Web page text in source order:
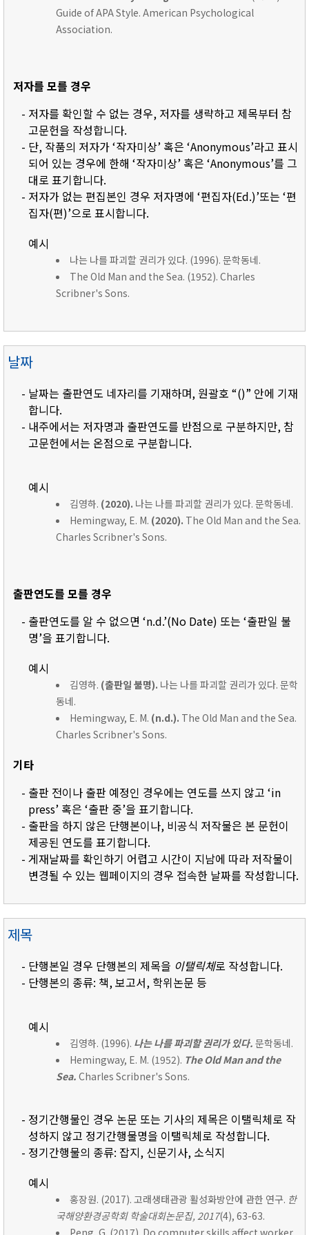
Guide of APA Style. American Psychological
Association.
저자를 모를 경우
- 저자를 확인할 수 없는 경우, 저자를 생략하고 제목부터 참
고문헌을 작성합니다.
- 단, 작품의 저자가 ‘작자미상’ 혹은 ‘Anonymous’라고 표시
되어 있는 경우에 한해 ‘작자미상’ 혹은 ‘Anonymous’를 그
대로 표기합니다.
- 저자가 없는 편집본인 경우 저자명에 ‘편집자(Ed.)’또는 ‘편
집자(편)’으로 표시합니다.
예시
나는 나를 파괴할 권리가 있다. (1996). 문학동네.
The Old Man and the Sea. (1952). Charles
Scribner's Sons.
날짜
- 날짜는 출판연도 네자리를 기재하며, 원괄호 “()” 안에 기재
합니다.
- 내주에서는 저자명과 출판연도를 반점으로 구분하지만, 참
고문헌에서는 온점으로 구분합니다.
예시
김영하. (2020). 나는 나를 파괴할 권리가 있다. 문학동네.
Hemingway, E. M. (2020). The Old Man and the Sea.
Charles Scribner's Sons.
출판연도를 모를 경우
- 출판연도를 알 수 없으면 ‘n.d.’(No Date) 또는 ‘출판일 불
명’을 표기합니다.
예시
김영하. (출판일 불명). 나는 나를 파괴할 권리가 있다. 문학
동네.
Hemingway, E. M. (n.d.). The Old Man and the Sea.
Charles Scribner's Sons.
기타
- 출판 전이나 출판 예정인 경우에는 연도를 쓰지 않고 ‘in
press’ 혹은 ‘출판 중’을 표기합니다.
- 출판을 하지 않은 단행본이나, 비공식 저작물은 본 문헌이
제공된 연도를 표기합니다.
- 게재날짜를 확인하기 어렵고 시간이 지남에 따라 저작물이
변경될 수 있는 웹페이지의 경우 접속한 날짜를 작성합니다.
제목
- 단행본일 경우 단행본의 제목을 이탤릭체로 작성합니다.
- 단행본의 종류: 책, 보고서, 학위논문 등
예시
김영하. (1996). 나는 나를 파괴할 권리가 있다. 문학동네.
Hemingway, E. M. (1952). The Old Man and the
Sea. Charles Scribner's Sons.
- 정기간행물인 경우 논문 또는 기사의 제목은 이탤릭체로 작
성하지 않고 정기간행물명을 이탤릭체로 작성합니다.
- 정기간행물의 종류: 잡지, 신문기사, 소식지
예시
홍장원. (2017). 고래생태관광 활성화방안에 관한 연구. 한
국해양환경공학회 학술대회논문집, 2017(4), 63-63.